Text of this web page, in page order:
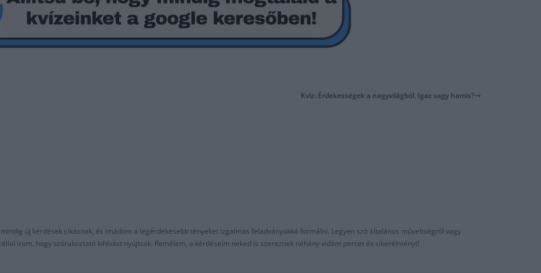
Kvíz: Érdekességek a nagyvilágból. Igaz vagy hamis?
új kérdések cikáznak, és imádom a legérdekesebb tényeket izgalmas feladványokká formálni. Legyen szó általános műveltségről vagy
írom, hogy szórakoztató kihívást nyújtsak. Remélem, a kérdéseim neked is szereznek néhány vidám percet és sikerélményt!